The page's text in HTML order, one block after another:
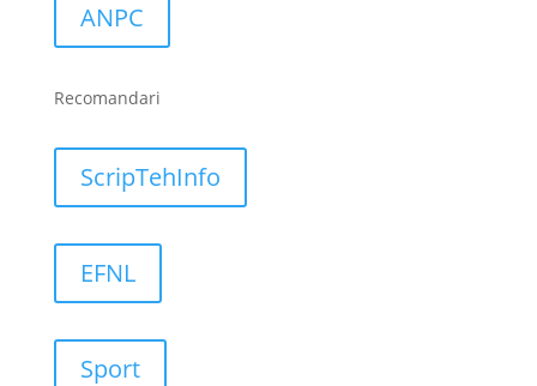
ANPC
Recomandari
ScripTehInfo
EFNL
Sport